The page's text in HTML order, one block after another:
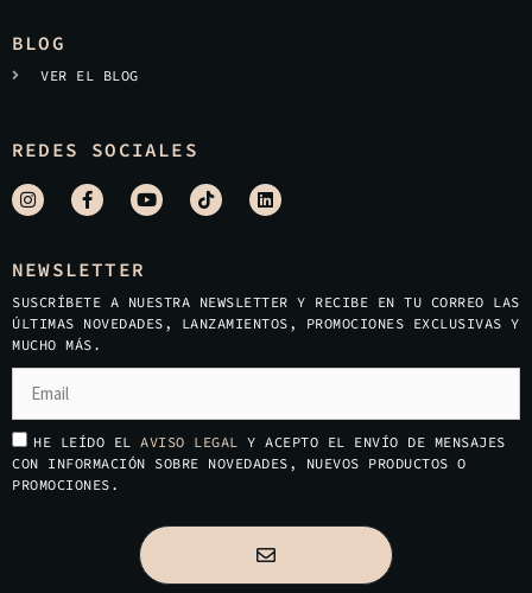
BLOG
VER EL BLOG
REDES SOCIALES
NEWSLETTER
SUSCRÍBETE A NUESTRA NEWSLETTER Y RECIBE EN TU CORREO LAS
ÚLTIMAS NOVEDADES, LANZAMIENTOS, PROMOCIONES EXCLUSIVAS Y
MUCHO MÁS.
HE LEÍDO EL AVISO LEGAL Y ACEPTO EL ENVÍO DE MENSAJES
CON INFORMACIÓN SOBRE NOVEDADES, NUEVOS PRODUCTOS O
PROMOCIONES.